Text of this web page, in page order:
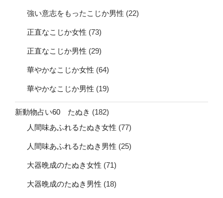
強い意志をもったこじか男性 (22)
正直なこじか女性 (73)
正直なこじか男性 (29)
華やかなこじか女性 (64)
華やかなこじか男性 (19)
新動物占い60 たぬき (182)
人間味あふれるたぬき女性 (77)
人間味あふれるたぬき男性 (25)
大器晩成のたぬき女性 (71)
大器晩成のたぬき男性 (18)